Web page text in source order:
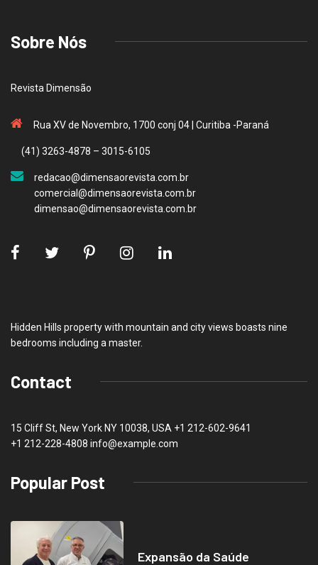
Sobre Nós
Revista Dimensão
Rua XV de Novembro, 1700 conj 04 | Curitiba -Paraná
(41) 3263-4878 – 3015-6105
redacao@dimensaorevista.com.br
comercial@dimensaorevista.com.br
dimensao@dimensaorevista.com.br
Hidden Hills property with mountain and city views boasts nine
bedrooms including a master.
Contact
15 Cliff St, New York NY 10038, USA +1 212-602-9641
+1 212-228-4808 info@example.com
Popular Post
Expansão da Saúde